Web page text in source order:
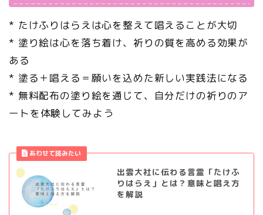
* たけふりはらえは心を整えて唱えることが大切
* 塗り絵は心を落ち着け、祈りの質を高める効果が
ある
* 塗る＋唱える＝願いを込めた新しい実践法になる
* 無料配布の塗り絵を通じて、自分だけの祈りのア
ートを体験してみよう
出雲大社に伝わる言霊「たけふ
りはらえ」とは？意味と唱え方
を解説